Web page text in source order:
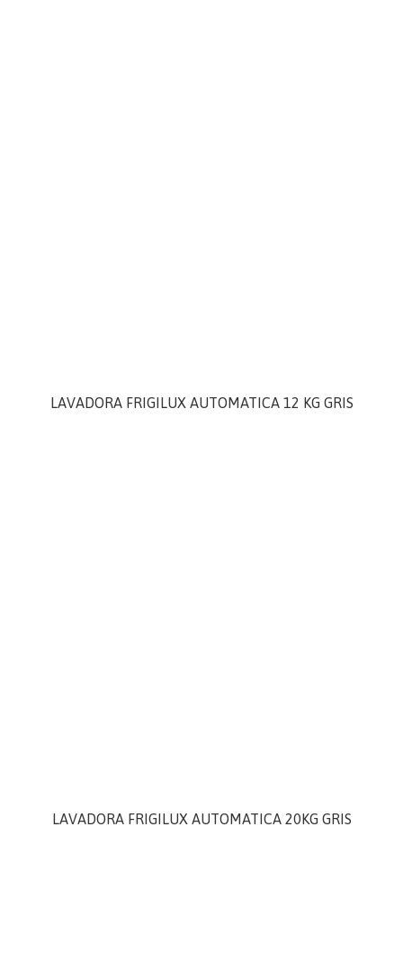
LAVADORA FRIGILUX AUTOMATICA 12 KG GRIS
LAVADORA FRIGILUX AUTOMATICA 20KG GRIS